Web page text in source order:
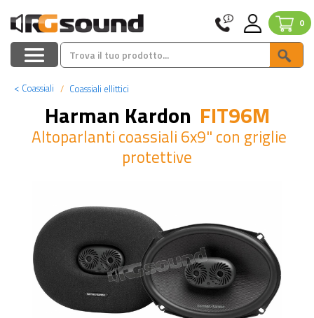
0
< Coassiali Coassiali ellittici
Harman Kardon FIT96M
Altoparlanti coassiali 6x9" con griglie
protettive